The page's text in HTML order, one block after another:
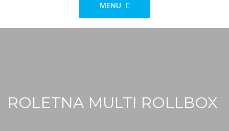
MENU
ROLETNA MULTI ROLLBOX